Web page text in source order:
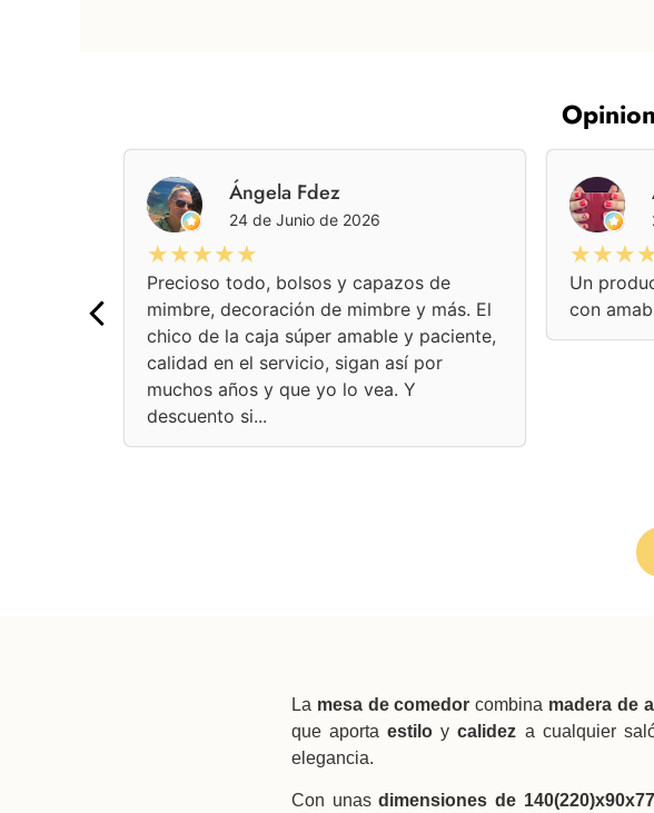
Ángela Fdez
24 de Junio de 2026
★★★★★
Precioso todo, bolsos y capazos de
mimbre, decoración de mimbre y más. El
chico de la caja súper amable y paciente,
calidad en el servicio, sigan así por
muchos años y que yo lo vea. Y
descuento si...
Un
con
La mesa de comedor combina madera de
que aportaestilo ycalidez a cualquier
elegancia.
Con unasdimensiones de